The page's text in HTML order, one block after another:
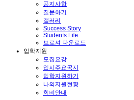
공지사항
질문하기
갤러리
Success Story
Students Life
브로셔 다운로드
입학지원
모집요강
입시주요공지
입학지원하기
나의지원현황
학비안내